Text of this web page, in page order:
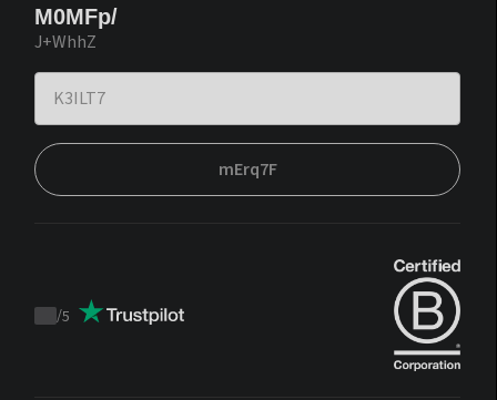
M0MFp/
J+WhhZ
mErq7F
Trustpilot
/5